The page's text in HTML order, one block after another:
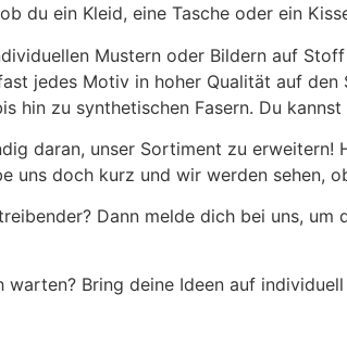
du ein Kleid, eine Tasche oder ein
Mustern oder Bildern auf
jedes Motiv in hoher Qualität auf
hin zu synthetischen Fasern. Du
daran, unser Sortiment zu erweitern!
uns doch kurz und wir werden sehen,
Dann melde dich bei uns,
warten? Bring deine Ideen auf